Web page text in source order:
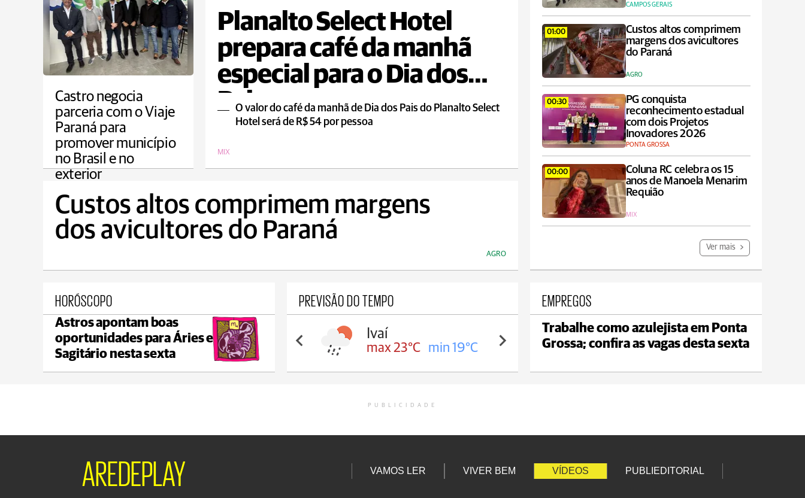
Planalto Select Hotel
prepara café da manhã
especial para o Dia dos
Pais
O valor do café da manhã de Dia dos Pais do Planalto Select
Hotel será de R$ 54 por pessoa
MIX
CAMPOS GERAIS
01:00
Custos altos comprimem
margens dos avicultores
do Paraná
AGRO
00:30
PG conquista
reconhecimento estadual
com dois Projetos
Inovadores 2026
PONTA GROSSA
00:00
Coluna RC celebra os 15
anos de Manoela Menarim
Requião
MIX
Ver mais
Castro negocia
parceria com o Viaje
Paraná para
promover município
no Brasil e no
exterior
Custos altos comprimem margens
dos avicultores do Paraná
AGRO
HORÓSCOPO
Astros apontam boas
oportunidades para Áries e
Sagitário nesta sexta
PREVISÃO DO TEMPO
Prudentópolis
max 19°C min 17°C
Ivaí
max 23°C min 19°C
EMPREGOS
Trabalhe como azulejista em Ponta
Grossa; confira as vagas desta sexta
PUBLICIDADE
AREDEPLAY VAMOS LER VIVER BEM VÍDEOS PUBLIEDITORIAL